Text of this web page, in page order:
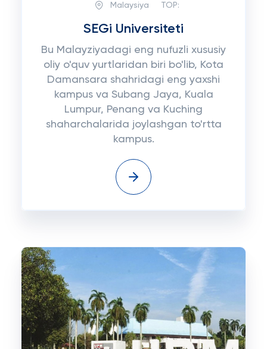
Malaysiya TOP:
SEGi Universiteti
Bu Malayziyadagi eng nufuzli xususiy
oliy o'quv yurtlaridan biri bo'lib, Kota
Damansara shahridagi eng yaxshi
kampus va Subang Jaya, Kuala
Lumpur, Penang va Kuching
shaharchalarida joylashgan to'rtta
kampus.